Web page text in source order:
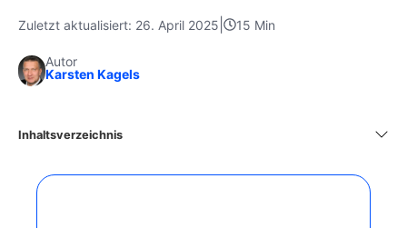
Zuletzt aktualisiert: 26. April 2025 15 Min
Autor
Karsten Kagels
Inhaltsverzeichnis